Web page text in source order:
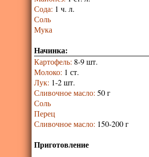
Сода: 1 ч. л.
Соль
Мука
Начинка:
Картофель: 8-9 шт.
Молоко: 1 ст.
Лук: 1-2 шт.
Сливочное масло: 50 г
Соль
Перец
Сливочное масло: 150-200 г
Приготовление